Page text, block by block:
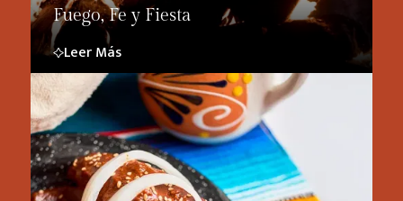
Fuego, Fe y Fiesta
Leer Más